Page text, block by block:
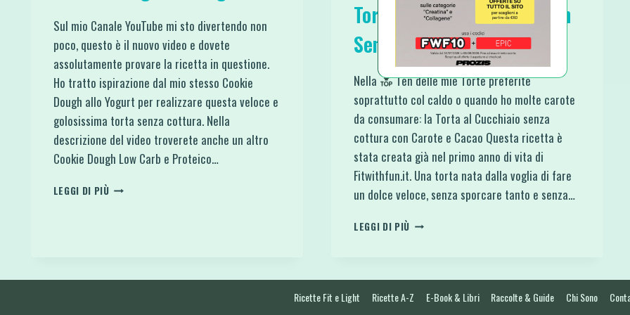
Sul mio Canale YouTube mi sto divertendo non
poco, questo è il nuovo video e dovete
assolutamente provare la ricetta in questione.
Ho tratto ispirazione dal mio stesso Cookie
Dough allo Yogurt per realizzare questa veloce e
golosissima torta senza cottura. Nella
descrizione del video troverete anche un altro
Cookie Dough Low Carb e Proteico…
LEGGI DI PIÙTORTA
Torta Carote e Cacao Vegan
Senza Cottura e Zucchero
Nella
Ten delle mie Torte preferite
soprattutto col caldo o quando ho molte carote
da consumare: la Torta al Cucchiaio senza
cottura con Carote e Cacao Questa ricetta è
stata creata già nel primo anno di vita di
Fitwithfun.it. Una torta nata dalla voglia di fare
un dolce veloce, senza sporcare tanto e senza…
LEGGI DI PIÙ TORTA
VEGAN
SENZA
Ricette Fit e Light Ricette A-Z E-Book & Libri Raccolte & Guide Chi Sono